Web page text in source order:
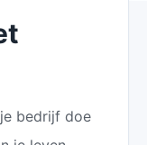
bedrijf doe